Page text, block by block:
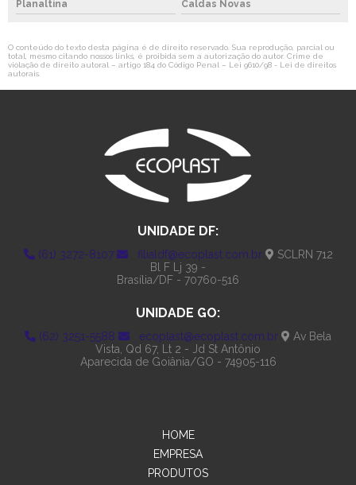
Planaltina Caldas Novas
O conteúdo do texto desta página é de direito reservado. Sua reprodução, parcial ou
total, mesmo citando nossos links, é proibida sem a autorização do autor. Crime de
violação de direito autoral – artigo 184 do Código Penal – Lei 9610/98 - Lei de direitos
autorais
UNIDADE DF:
(61) 3272-8107 filialdf@ecoplast.com.br
SCLRN 712
Bl F Lj 39 -
Brasília/DF - 70760-516
UNIDADE GO:
(62) 3251-5588 ecoplast@ecoplast.com.br
Av Bela
Vista, Qd 67, Lt 2 - Jd St Antônio
Aparecida de Goiânia/GO - 74905-116
HOME
EMPRESA
PRODUTOS